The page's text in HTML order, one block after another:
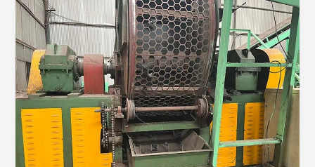
قوة
المحرك:
المطابقة
مهمة
أكثر
من
الحجم